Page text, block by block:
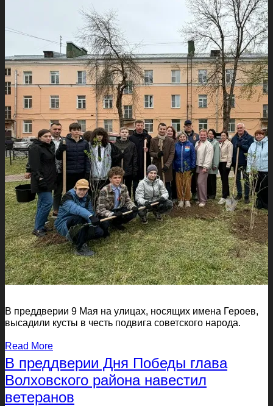
В преддверии 9 Мая на улицах, носящих имена Героев,
высадили кусты в честь подвига советского народа.
Read More
В преддверии Дня Победы глава
Волховского района навестил
ветеранов